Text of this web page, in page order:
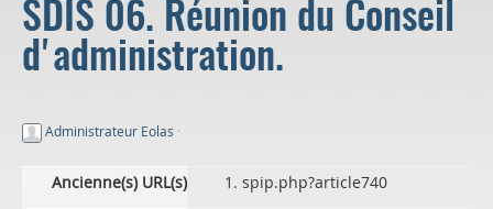
SDIS 06. Réunion du Conseil
d'administration.
Administrateur Eolas ·
Ancienne(s) URL(s)
spip.php?article740